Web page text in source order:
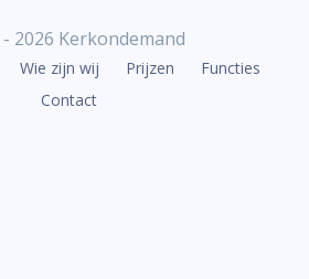
2026 Kerkondemand
Wie zijn wij Prijzen
Functies
Contact